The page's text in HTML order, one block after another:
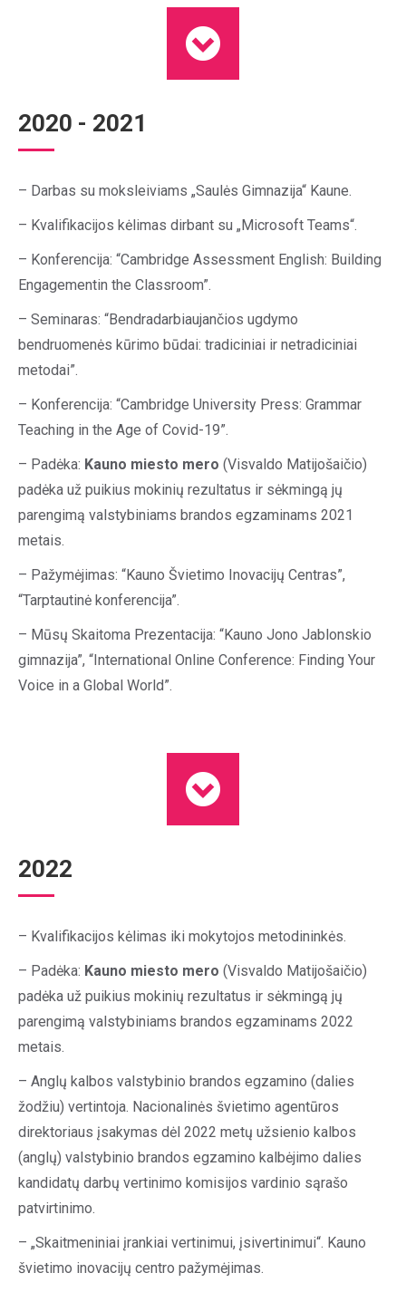
2020 - 2021
– Darbas su moksleiviams „Saulės Gimnazija“ Kaune.
– Kvalifikacijos kėlimas dirbant su „Microsoft Teams“.
– Konferencija: “Cambridge Assessment English: Building
Engagementin the Classroom”.
– Seminaras: “Bendradarbiaujančios ugdymo
bendruomenės kūrimo būdai: tradiciniai ir netradiciniai
metodai”.
– Konferencija: “Cambridge University Press: Grammar
Teaching in the Age of Covid-19”.
– Padėka: Kauno miesto mero (Visvaldo Matijošaičio)
padėka už puikius mokinių rezultatus ir sėkmingą jų
parengimą valstybiniams brandos egzaminams 2021
metais.
– Pažymėjimas: “Kauno Švietimo Inovacijų Centras”,
“Tarptautinė konferencija”.
– Mūsų Skaitoma Prezentacija: “Kauno Jono Jablonskio
gimnazija”, “International Online Conference: Finding Your
Voice in a Global World”.
2022
– Kvalifikacijos kėlimas iki mokytojos metodininkės.
– Padėka: Kauno miesto mero (Visvaldo Matijošaičio)
padėka už puikius mokinių rezultatus ir sėkmingą jų
parengimą valstybiniams brandos egzaminams 2022
metais.
– Anglų kalbos valstybinio brandos egzamino (dalies
žodžiu) vertintoja. Nacionalinės švietimo agentūros
direktoriaus įsakymas dėl 2022 metų užsienio kalbos
(anglų) valstybinio brandos egzamino kalbėjimo dalies
kandidatų darbų vertinimo komisijos vardinio sąrašo
patvirtinimo.
– „Skaitmeniniai įrankiai vertinimui, įsivertinimui“. Kauno
švietimo inovacijų centro pažymėjimas.